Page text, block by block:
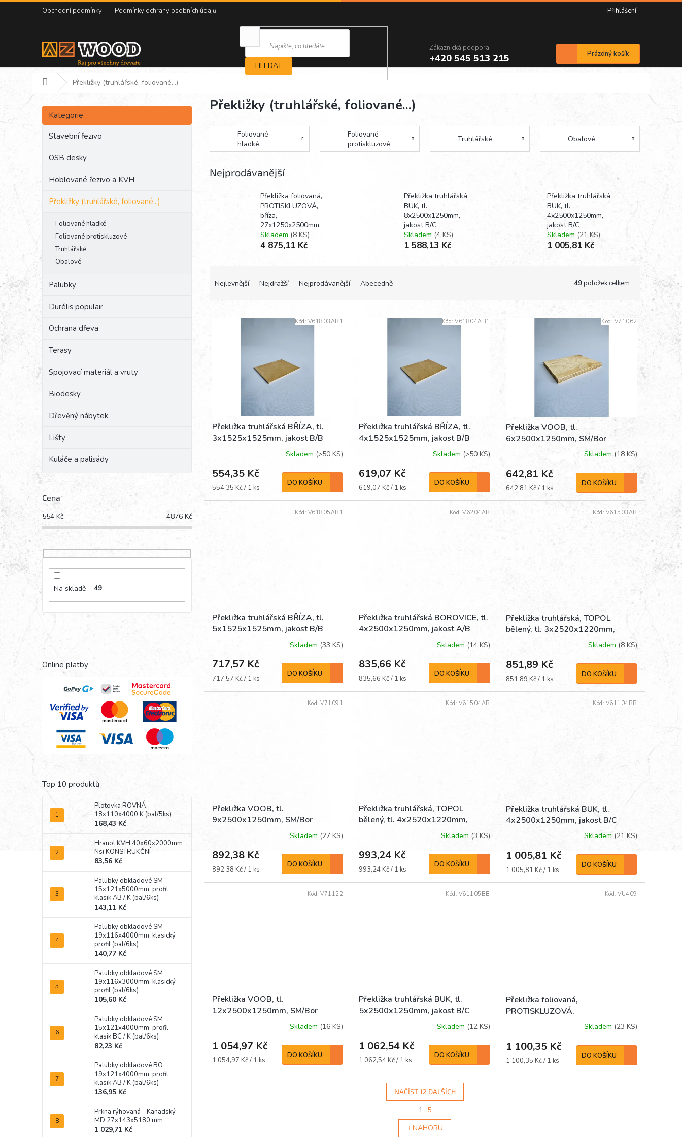
Přejít
obsah
Obchodní podmínky Podmínky ochrany osobních údajů Přihlášení
HLEDAT
Zákaznická podpora:
+420 545 513 215
Nákupní
košík
Prázdný košík
Domů Překližky (truhlářské, foliované...)
P
s
l
Přeskočit
kategorie
Kategorie
Stavební řezivo
OSB desky
Hoblované řezivo a KVH
Překližky (truhlářské, foliované...)
Foliované hladké
Foliované protiskluzové
Truhlářské
Obalové
Palubky
Durélis populair
Ochrana dřeva
Terasy
Spojovací materiál a vruty
Biodesky
Dřevěný nábytek
Lišty
Kuláče a palisády
Cena
554 Kč 4876 Kč
Na skladě 49
Online platby
Top 10 produktů
Plotovka ROVNÁ
18x110x4000 K (bal/5ks)
168,43 Kč
Hranol KVH 40x60x2000mm
Nsi KONSTRUKČNÍ
83,56 Kč
Palubky obkladové SM
15x121x5000mm, profil
klasik AB / K (bal/6ks)
143,11 Kč
Palubky obkladové SM
19x116x4000mm, klasický
profil (bal/6ks)
140,77 Kč
Palubky obkladové SM
19x116x3000mm, klasický
profil (bal/6ks)
105,60 Kč
Palubky obkladové SM
15x121x4000mm, profil
klasik BC / K (bal/6ks)
82,23 Kč
Palubky obkladové BO
19x121x4000mm, profil
klasik AB / K (bal/6ks)
136,95 Kč
Prkna rýhovaná - Kanadský
MD 27x143x5180 mm
1 029,71 Kč
Překližky (truhlářské, foliované...)
Foliované
hladké
Foliované
protiskluzové
Truhlářské Obalové
Nejprodávanější
Překližka foliovaná,
PROTISKLUZOVÁ,
bříza,
27x1250x2500mm
Skladem (8 KS)
4 875,11 Kč
Překližka truhlářská
BUK, tl.
8x2500x1250mm,
jakost B/C
Skladem (4 KS)
1 588,13 Kč
Překližka truhlářská
BUK, tl.
4x2500x1250mm,
jakost B/C
Skladem (21 KS)
1 005,81 Kč
Nejlevnější Nejdražší Nejprodávanější Abecedně 49položek celkem
k
t
Překližka truhlářská BŘÍZA, tl.
3x1525x1525mm, jakost B/B
Skladem (>50 KS)
554,35 Kč
Měrná
554,35 Kč / 1 ks
DO KOŠÍKU
Kód: V61803AB1
Překližka truhlářská BŘÍZA, tl.
4x1525x1525mm, jakost B/B
Skladem (>50 KS)
619,07 Kč
Měrná
619,07 Kč / 1 ks
DO KOŠÍKU
Kód:V61804AB1
Překližka VOOB, tl.
6x2500x1250mm, SM/Bor
Skladem (18 KS)
642,81 Kč
Měrná
642,81 Kč / 1 ks
DO KOŠÍKU
Kód: V71062
Překližka truhlářská BŘÍZA, tl.
5x1525x1525mm, jakost B/B
Skladem (33 KS)
717,57 Kč
Měrná
717,57 Kč / 1 ks
DO KOŠÍKU
Kód: V61805AB1
Překližka truhlářská BOROVICE, tl.
4x2500x1250mm, jakost A/B
Skladem (14 KS)
835,66 Kč
Měrná
835,66 Kč / 1 ks
DO KOŠÍKU
Kód:V6204AB
Překližka truhlářská, TOPOL
bělený, tl. 3x2520x1220mm,
Skladem (8 KS)
851,89 Kč
Měrná
851,89 Kč / 1 ks
DO KOŠÍKU
Kód: V61503AB
Překližka VOOB, tl.
9x2500x1250mm, SM/Bor
Skladem (27 KS)
892,38 Kč
Měrná
892,38 Kč / 1 ks
DO KOŠÍKU
Kód:V71091
Překližka truhlářská, TOPOL
bělený, tl. 4x2520x1220mm,
Skladem (3 KS)
993,24 Kč
Měrná
993,24 Kč / 1 ks
DO KOŠÍKU
Kód: V61504AB
Překližka truhlářská BUK, tl.
4x2500x1250mm, jakost B/C
Skladem (21 KS)
1 005,81 Kč
Měrná
1 005,81 Kč / 1 ks
DO KOŠÍKU
Kód: V61104BB
Překližka VOOB, tl.
12x2500x1250mm, SM/Bor
Skladem (16 KS)
1 054,97 Kč
Měrná
1 054,97 Kč / 1 ks
DO KOŠÍKU
Kód:V71122
Překližka truhlářská BUK, tl.
5x2500x1250mm, jakost B/C
Skladem (12 KS)
1 062,54 Kč
Měrná
1 062,54 Kč / 1 ks
DO KOŠÍKU
Kód: V61105BB
Překližka foliovaná,
PROTISKLUZOVÁ,
EUKALYPTUS,9x1250x2500mm
Skladem (23 KS)
1 100,35 Kč
Měrná
1 100,35 Kč / 1 ks
DO KOŠÍKU
Kód:VU409
O
v
l
NAČÍST 12 DALŠÍCH
S
t
r
á
1 5
NAHORU